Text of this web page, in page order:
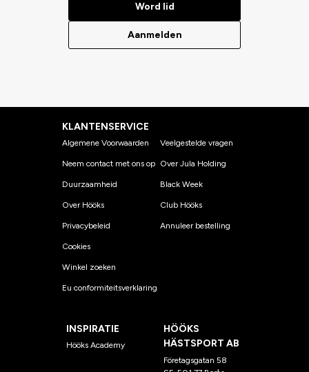
Word lid
Aanmelden
KLANTENSERVICE
Algemene Voorwaarden
Neem contact met ons op
Duurzaamheid
Over Hööks
Privacybeleid
Cookies
Winkel zoeken
Eu conformiteitsverklaring
Veelgestelde vragen
Over Jula Holding
Black Week
Club Hööks
Annuleer bestelling
INSPIRATIE
Hööks Academy
HÖÖKS
HÄSTSPORT AB
Företagsgatan 58